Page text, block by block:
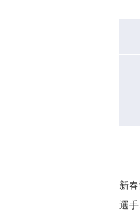
新
選手